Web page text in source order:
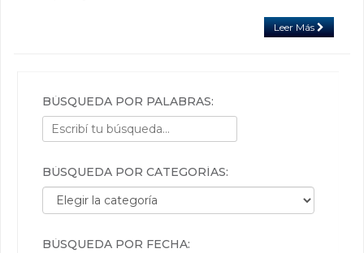
Leer Más
BÚSQUEDA POR PALABRAS:
BÚSQUEDA POR CATEGORÍAS:
Búsqueda por categorías:
BÚSQUEDA POR FECHA: